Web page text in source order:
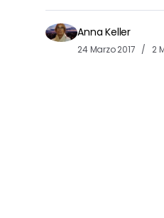
Anna Keller
24 Marzo 2017 2